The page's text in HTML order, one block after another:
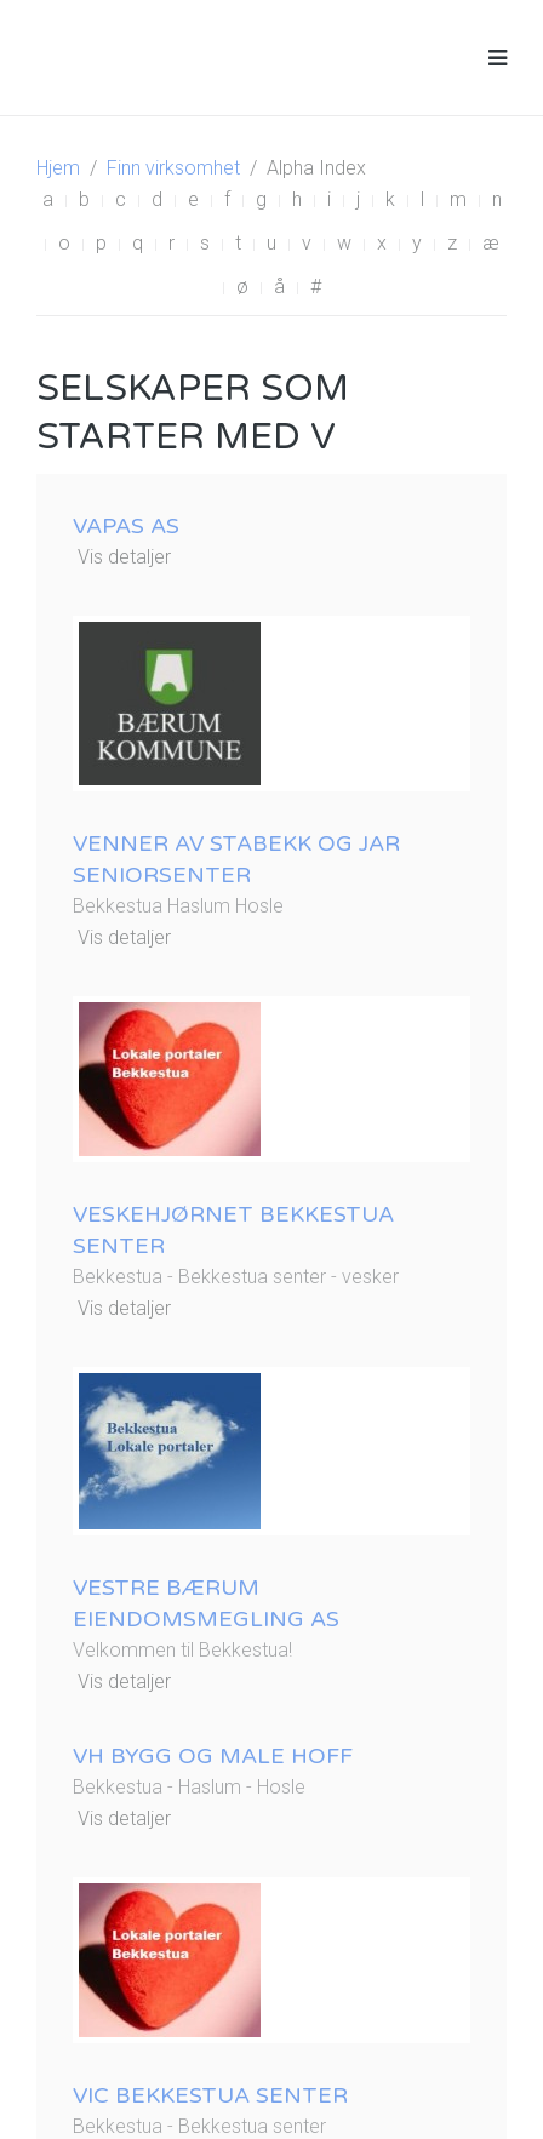
Hjem Finn virksomhet
Alpha Index
a
b c d e f g h i j k l m
n
o
p q r s t u v w x y z
æ
ø
å #
SELSKAPER SOM
STARTER MED V
VAPAS AS
Vis detaljer
VENNER AV STABEKK OG JAR
SENIORSENTER
Bekkestua Haslum Hosle
Vis detaljer
VESKEHJØRNET BEKKESTUA
SENTER
Bekkestua - Bekkestua senter - vesker
Vis detaljer
VESTRE BÆRUM
EIENDOMSMEGLING AS
Velkommen til Bekkestua!
Vis detaljer
VH BYGG OG MALE HOFF
Bekkestua - Haslum - Hosle
Vis detaljer
VIC BEKKESTUA SENTER
Bekkestua - Bekkestua senter